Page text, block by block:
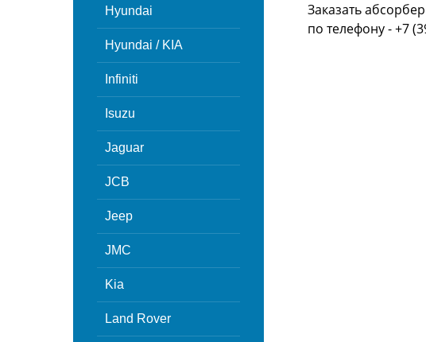
Hyundai
Hyundai / KIA
Infiniti
Isuzu
Jaguar
JCB
Jeep
JMC
Kia
Land Rover
Заказать
по телефону - +7